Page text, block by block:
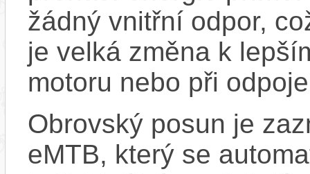
žádný vnitřní odpor,
je velká změna k
motoru nebo při
Obrovský posun je
eMTB, který se